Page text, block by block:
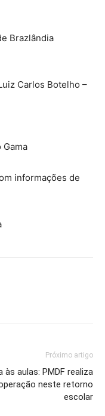
Brazlândia
Carlos Botelho –
informações de
Próximo artigo
às aulas: PMDF realiza
neste retorno
escolar